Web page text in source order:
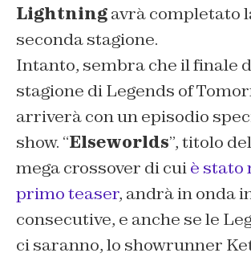
Lightningavrà completato
seconda stagione.
Intanto, sembra che il finale
stagione di Legends of
arriverà con un episodio
show. “Elseworlds”, titolo
mega crossover di cuiè stato
primo teaser, andrà in onda
consecutive, e anche se le
ci saranno, lo showrunner